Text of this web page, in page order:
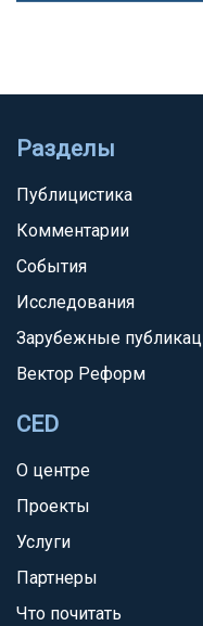
Разделы
Публицистика
Комментарии
События
Исследования
Зарубежные
Вектор Реформ
CED
О центре
Проекты
Услуги
Партнеры
Что почитать